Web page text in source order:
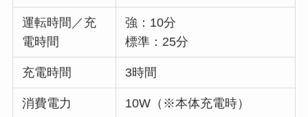
運転時間／充
電時間
強：10分
標準：25分
充電時間 3時間
消費電力 10W（※本体充電時）